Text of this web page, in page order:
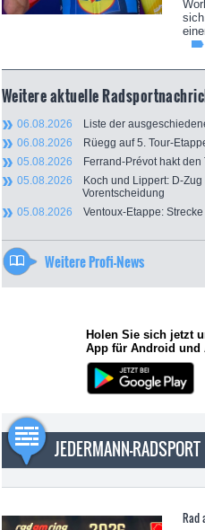
Weitere aktuelle
06.08.2026 Liste der
06.08.2026 Rüegg auf 5. Tour-
05.08.2026 Ferrand-Prévot hakt den
05.08.2026 Koch und Lippert: D-Zug
Vorentscheidung
05.08.2026 Ventoux-Etappe:
Weitere Profi-News
Holen Sie sich jetzt
App für Android und
JEDERMANN-RADSPORT
Rad